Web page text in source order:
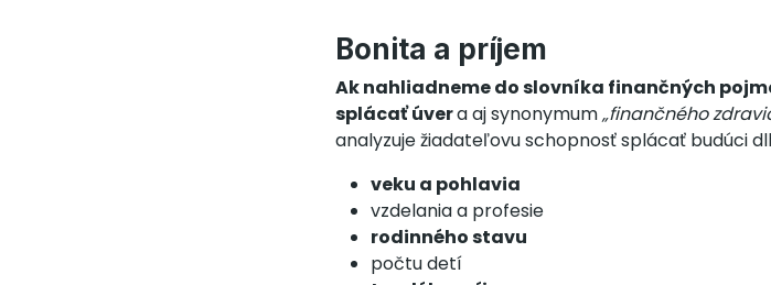
Bonita a príjem
Ak nahliadneme do slovníka finančných
splácať úvera aj synonymum„finančného
analyzuje žiadateľovu schopnosť splácať budúci
veku a pohlavia
vzdelania a profesie
rodinného stavu
počtu detí